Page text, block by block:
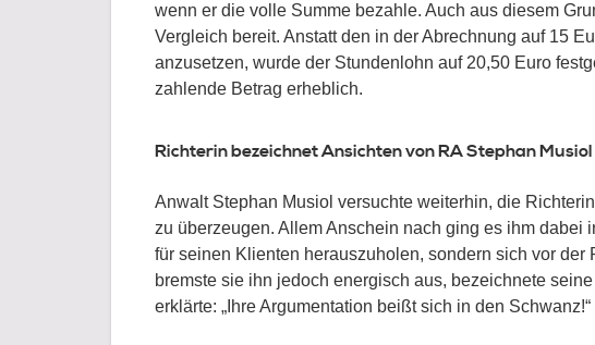
wenn er die volle Summe bezahle. Auch aus diesem
Vergleich bereit. Anstatt den in der Abrechnung auf 15
anzusetzen, wurde der Stundenlohn auf 20,50 Euro
zahlende Betrag erheblich.
Richterin bezeichnet Ansichten von RA Stephan
Anwalt Stephan Musiol versuchte weiterhin, die
zu überzeugen. Allem Anschein nach ging es ihm dabei
für seinen Klienten herauszuholen, sondern sich vor der
bremste sie ihn jedoch energisch aus, bezeichnete seine
erklärte: „Ihre Argumentation beißt sich in den Schwanz!“